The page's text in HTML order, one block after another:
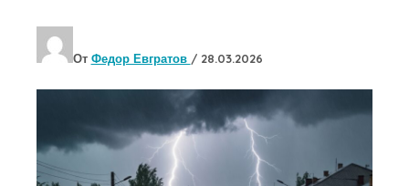
От Федор Евгратов / 28.03.2026